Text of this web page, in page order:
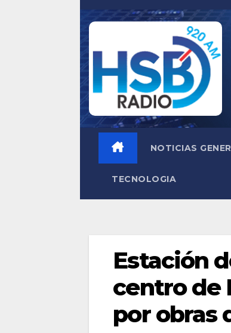
Saltar
contenido
NOTICIAS
TECNOLOGIA
Estación
centro de
por obras